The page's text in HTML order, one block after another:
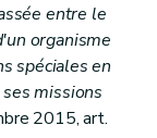
entre le
organisme
spéciales en
missions
2015, art.